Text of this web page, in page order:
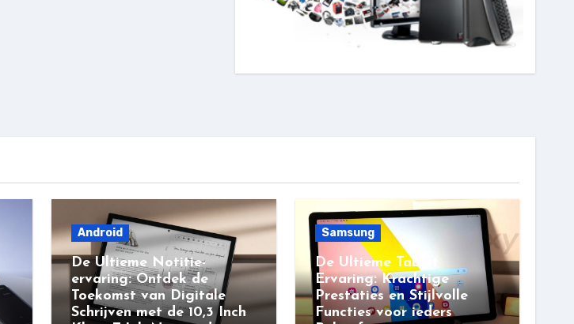
Android
De Ultieme Notitie-
ervaring: Ontdek de
Toekomst van Digitale
Schrijven met de 10,3 Inch
Samsung
De Ultieme Tablet
Ervaring: Krachtige
Prestaties en Stijlvolle
Functies voor ieders